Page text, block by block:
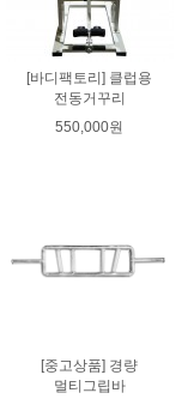
[바디팩토리] 클럽용
전동거꾸리
550,000원
[중고상품] 경량
멀티그립바